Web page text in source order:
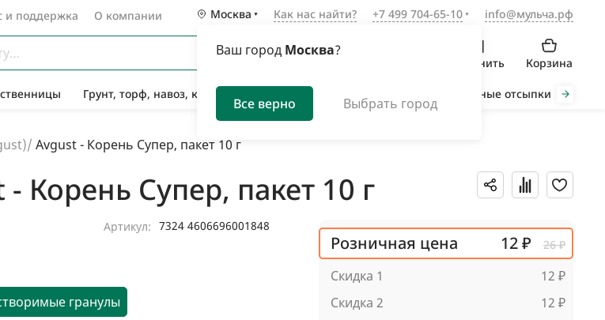
и поддержка О компании Москва
Ваш город Москва?
Все верно Выбрать город
Как нас найти? +7 499 704-65-10 info@мульча.рф
Сравнить Корзина
Грунт, торф, навоз, компост Органическая мульча Декоративные отсыпки
/ Avgust - Корень Супер, пакет 10 г
Корень Супер, пакет 10 г
Артикул: 7324 4606696001848
гранулы
Розничная цена 12 ₽ 26 ₽
Скидка 1
12 ₽
Скидка 2
12 ₽